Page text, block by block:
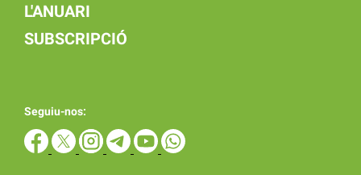
L'ANUARI
SUBSCRIPCIÓ
Seguiu-nos: